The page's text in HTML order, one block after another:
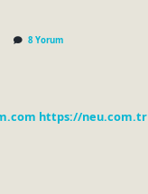
8 Yorum
https://neu.com.tr